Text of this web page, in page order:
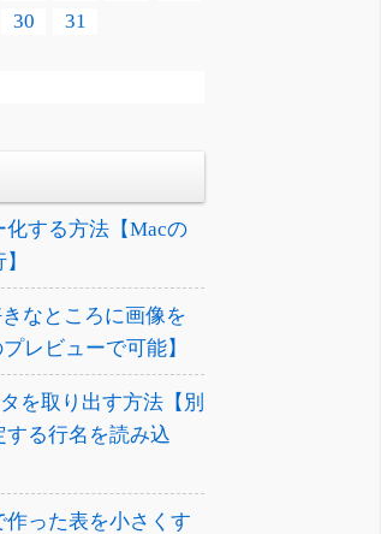
30 31
する方法【Macの
なところに画像を
レビューで可能】
を取り出す方法【別
る行名を読み込
った表を小さくす